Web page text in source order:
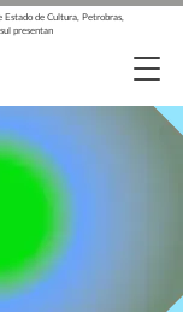
de Cultura, Petrobras,
presentan